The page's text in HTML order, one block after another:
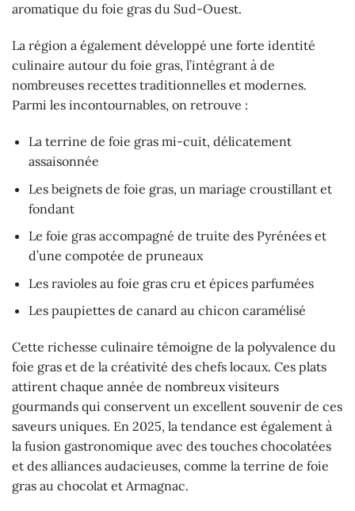
aromatique du foie gras du Sud-Ouest.
La région a également développé une forte identité
culinaire autour du foie gras, l’intégrant à de
nombreuses recettes traditionnelles et modernes.
Parmi les incontournables, on retrouve :
La terrine de foie gras mi-cuit, délicatement
assaisonnée
Les beignets de foie gras, un mariage croustillant et
fondant
Le foie gras accompagné de truite des Pyrénées et
d’une compotée de pruneaux
Les ravioles au foie gras cru et épices parfumées
Les paupiettes de canard au chicon caramélisé
Cette richesse culinaire témoigne de la polyvalence du
foie gras et de la créativité des chefs locaux. Ces plats
attirent chaque année de nombreux visiteurs
gourmands qui conservent un excellent souvenir de ces
saveurs uniques. En 2025, la tendance est également à
la fusion gastronomique avec des touches chocolatées
et des alliances audacieuses, comme la terrine de foie
gras au chocolat et Armagnac.